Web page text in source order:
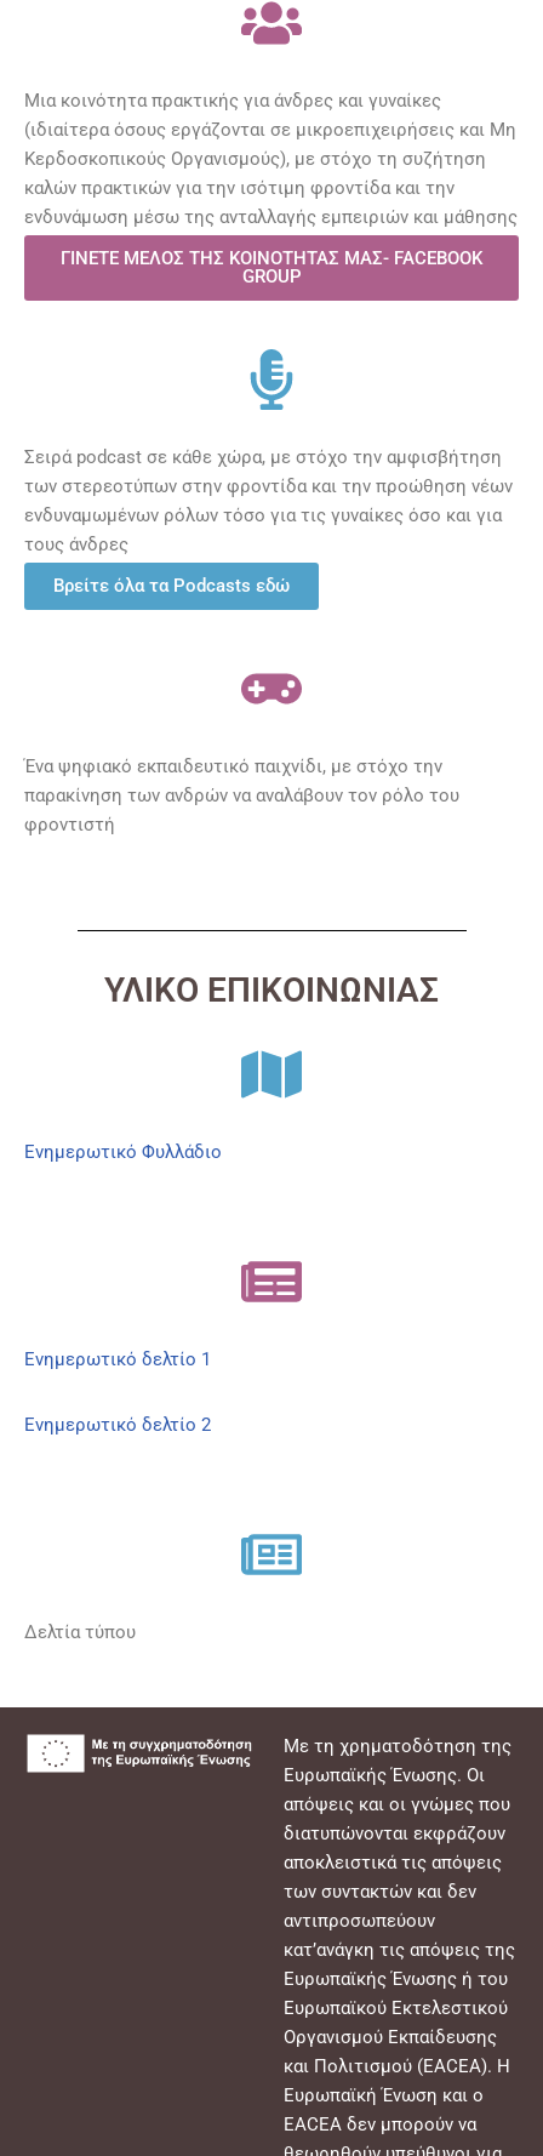
Μια κοινότητα πρακτικής για άνδρες και γυναίκες
(ιδιαίτερα όσους εργάζονται σε μικροεπιχειρήσεις και Μη
Κερδοσκοπικούς Οργανισμούς), με στόχο τη συζήτηση
καλών πρακτικών για την ισότιμη φροντίδα και την
ενδυνάμωση μέσω της ανταλλαγής εμπειριών και μάθησης
ΓΙΝΕΤΕ ΜΕΛΟΣ ΤΗΣ ΚΟΙΝΟΤΗΤΑΣ ΜΑΣ- FACEBOOK
GROUP
Σειρά podcast σε κάθε χώρα, με στόχο την αμφισβήτηση
των στερεοτύπων στην φροντίδα και την προώθηση νέων
ενδυναμωμένων ρόλων τόσο για τις γυναίκες όσο και για
τους άνδρες
Βρείτε όλα τα Podcasts εδώ
Ένα ψηφιακό εκπαιδευτικό παιχνίδι, με στόχο την
παρακίνηση των ανδρών να αναλάβουν τον ρόλο του
φροντιστή
ΥΛΙΚΟ ΕΠΙΚΟΙΝΩΝΙΑΣ
Ενημερωτικό Φυλλάδιο
Ενημερωτικό δελτίο 1
Ενημερωτικό δελτίο 2
Δελτία τύπου
Με τη χρηματοδότηση της
Ευρωπαϊκής Ένωσης. Οι
απόψεις και οι γνώμες που
διατυπώνονται εκφράζουν
αποκλειστικά τις απόψεις
των συντακτών και δεν
αντιπροσωπεύουν
κατ’ανάγκη τις απόψεις της
Ευρωπαϊκής Ένωσης ή του
Ευρωπαϊκού Εκτελεστικού
Οργανισμού Εκπαίδευσης
και Πολιτισμού (EACEA). Η
Ευρωπαϊκή Ένωση και ο
EACEA δεν μπορούν να